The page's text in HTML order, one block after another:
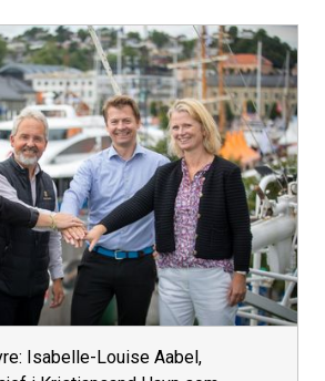
Isabelle-Louise Aabel,